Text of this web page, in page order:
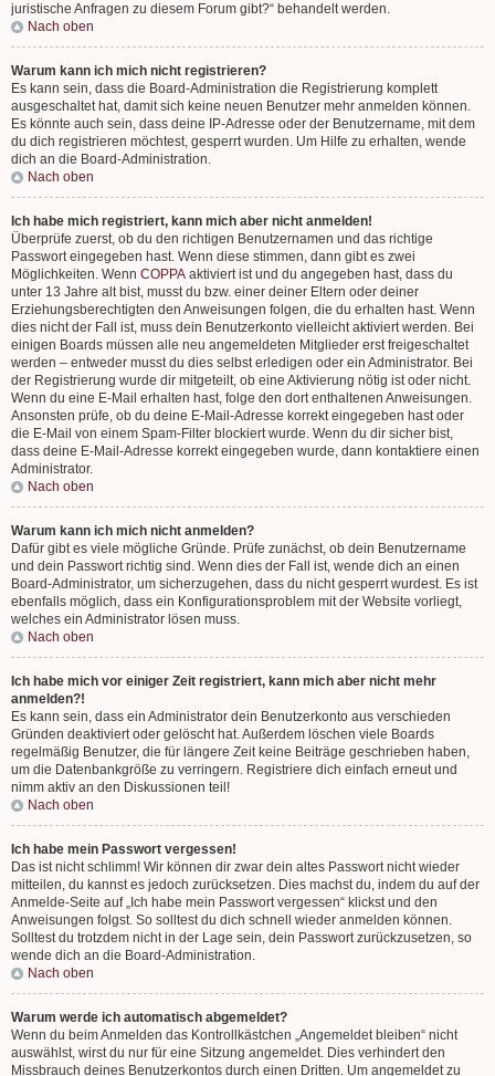
juristische Anfragen zu diesem Forum gibt?“ behandelt werden.
Nach oben
Warum kann ich mich nicht registrieren?
Es kann sein, dass die Board-Administration die Registrierung komplett
ausgeschaltet hat, damit sich keine neuen Benutzer mehr anmelden können.
Es könnte auch sein, dass deine IP-Adresse oder der Benutzername, mit dem
du dich registrieren möchtest, gesperrt wurden. Um Hilfe zu erhalten, wende
dich an die Board-Administration.
Nach oben
Ich habe mich registriert, kann mich aber nicht anmelden!
Überprüfe zuerst, ob du den richtigen Benutzernamen und das richtige
Passwort eingegeben hast. Wenn diese stimmen, dann gibt es zwei
Möglichkeiten. Wenn COPPA aktiviert ist und du angegeben hast, dass du
unter 13 Jahre alt bist, musst du bzw. einer deiner Eltern oder deiner
Erziehungsberechtigten den Anweisungen folgen, die du erhalten hast. Wenn
dies nicht der Fall ist, muss dein Benutzerkonto vielleicht aktiviert werden. Bei
einigen Boards müssen alle neu angemeldeten Mitglieder erst freigeschaltet
werden – entweder musst du dies selbst erledigen oder ein Administrator. Bei
der Registrierung wurde dir mitgeteilt, ob eine Aktivierung nötig ist oder nicht.
Wenn du eine E-Mail erhalten hast, folge den dort enthaltenen Anweisungen.
Ansonsten prüfe, ob du deine E-Mail-Adresse korrekt eingegeben hast oder
die E-Mail von einem Spam-Filter blockiert wurde. Wenn du dir sicher bist,
dass deine E-Mail-Adresse korrekt eingegeben wurde, dann kontaktiere einen
Administrator.
Nach oben
Warum kann ich mich nicht anmelden?
Dafür gibt es viele mögliche Gründe. Prüfe zunächst, ob dein Benutzername
und dein Passwort richtig sind. Wenn dies der Fall ist, wende dich an einen
Board-Administrator, um sicherzugehen, dass du nicht gesperrt wurdest. Es ist
ebenfalls möglich, dass ein Konfigurationsproblem mit der Website vorliegt,
welches ein Administrator lösen muss.
Nach oben
Ich habe mich vor einiger Zeit registriert, kann mich aber nicht mehr
anmelden?!
Es kann sein, dass ein Administrator dein Benutzerkonto aus verschieden
Gründen deaktiviert oder gelöscht hat. Außerdem löschen viele Boards
regelmäßig Benutzer, die für längere Zeit keine Beiträge geschrieben haben,
um die Datenbankgröße zu verringern. Registriere dich einfach erneut und
nimm aktiv an den Diskussionen teil!
Nach oben
Ich habe mein Passwort vergessen!
Das ist nicht schlimm! Wir können dir zwar dein altes Passwort nicht wieder
mitteilen, du kannst es jedoch zurücksetzen. Dies machst du, indem du auf der
Anmelde-Seite auf „Ich habe mein Passwort vergessen“ klickst und den
Anweisungen folgst. So solltest du dich schnell wieder anmelden können.
Solltest du trotzdem nicht in der Lage sein, dein Passwort zurückzusetzen, so
wende dich an die Board-Administration.
Nach oben
Warum werde ich automatisch abgemeldet?
Wenn du beim Anmelden das Kontrollkästchen „Angemeldet bleiben“ nicht
auswählst, wirst du nur für eine Sitzung angemeldet. Dies verhindert den
Missbrauch deines Benutzerkontos durch einen Dritten. Um angemeldet zu